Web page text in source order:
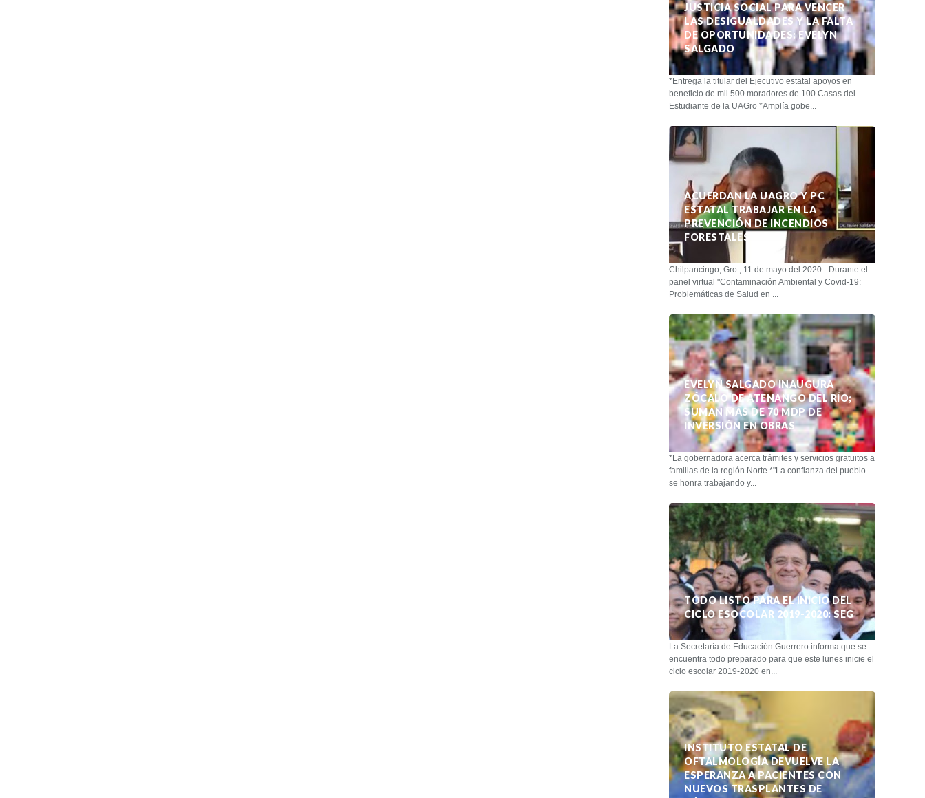
JUSTICIA SOCIAL PARA VENCER
LAS DESIGUALDADES Y LA FALTA
DE OPORTUNIDADES: EVELYN
SALGADO
*Entrega la titular del Ejecutivo estatal apoyos en
beneficio de mil 500 moradores de 100 Casas del
Estudiante de la UAGro *Amplía gobe...
ACUERDAN LA UAGRO Y PC
ESTATAL TRABAJAR EN LA
PREVENCIÓN DE INCENDIOS
FORESTALES
Chilpancingo, Gro., 11 de mayo del 2020.- Durante el
panel virtual "Contaminación Ambiental y Covid-19:
Problemáticas de Salud en ...
EVELYN SALGADO INAUGURA
ZÓCALO DE ATENANGO DEL RÍO;
SUMAN MÁS DE 70 MDP DE
INVERSIÓN EN OBRAS
*La gobernadora acerca trámites y servicios gratuitos a
familias de la región Norte *"La confianza del pueblo
se honra trabajando y...
TODO LISTO PARA EL INICIO DEL
CICLO ESOCOLAR 2019-2020: SEG
La Secretaría de Educación Guerrero informa que se
encuentra todo preparado para que este lunes inicie el
ciclo escolar 2019-2020 en...
INSTITUTO ESTATAL DE
OFTALMOLOGÍA DEVUELVE LA
ESPERANZA A PACIENTES CON
NUEVOS TRASPLANTES DE